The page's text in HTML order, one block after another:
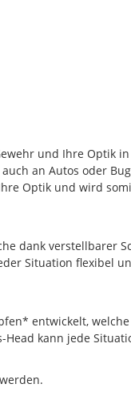
und Ihre Optik
an Autos oder
Optik und wird
dank verstellbarer
Situation flexibel
entwickelt,
kann jede